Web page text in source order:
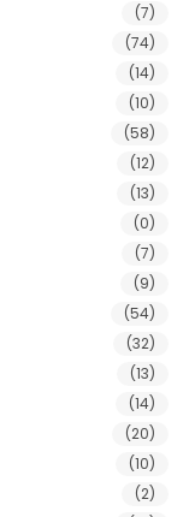
(7)
(74)
(14)
(10)
(58)
(12)
(13)
(0)
(7)
(9)
(54)
(32)
(13)
(14)
(20)
(10)
(2)